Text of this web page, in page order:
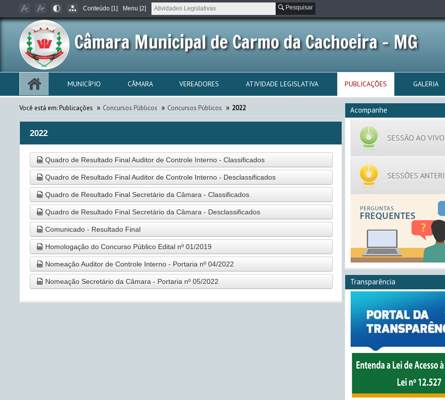
Conteúdo [1] Menu [2] Pesquisar
Câmara Municipal de Carmo da Cachoeira - MG
MUNICÍPIO CÂMARA VEREADORES ATIVIDADE LEGISLATIVA PUBLICAÇÕES GALERIA
Você está em:Publicações » Concursos Públicos » Concursos Públicos » 2022
2022
Quadro de Resultado Final Auditor de Controle Interno - Classificados
Quadro de Resultado Final Auditor de Controle Interno - Desclassificados
Quadro de Resultado Final Secretário da Câmara - Classificados
Quadro de Resultado Final Secretário da Câmara - Desclassificados
Comunicado - Resultado Final
Homologação do Concurso Público Edital nº 01/2019
Nomeação Auditor de Controle Interno - Portaria nº 04/2022
Nomeação Secretário da Câmara - Portaria nº 05/2022
Acompanhe
Transparência